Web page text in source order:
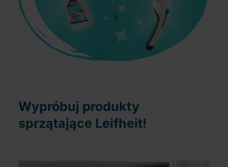
Wypróbuj produkty
sprzątające Leifheit!